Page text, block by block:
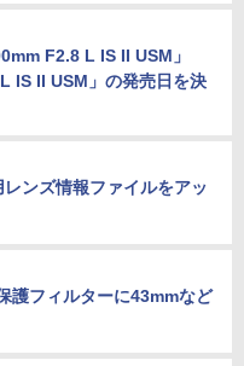
F2.8 L IS II USM」
IS II USM」の発売日を決
ンズ情報ファイルをアッ
護フィルターに43mmなど